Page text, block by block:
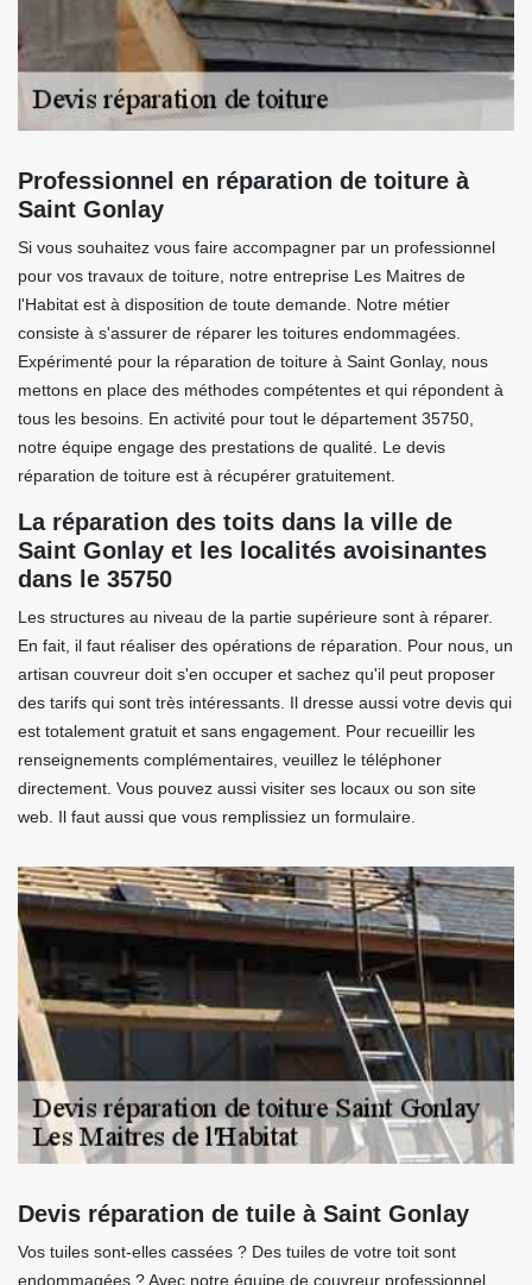
Professionnel en réparation de toiture à
Saint Gonlay
Si vous souhaitez vous faire accompagner par un professionnel
pour vos travaux de toiture, notre entreprise Les Maitres de
l'Habitat est à disposition de toute demande. Notre métier
consiste à s'assurer de réparer les toitures endommagées.
Expérimenté pour la réparation de toiture à Saint Gonlay, nous
mettons en place des méthodes compétentes et qui répondent à
tous les besoins. En activité pour tout le département 35750,
notre équipe engage des prestations de qualité. Le devis
réparation de toiture est à récupérer gratuitement.
La réparation des toits dans la ville de
Saint Gonlay et les localités avoisinantes
dans le 35750
Les structures au niveau de la partie supérieure sont à réparer.
En fait, il faut réaliser des opérations de réparation. Pour nous, un
artisan couvreur doit s'en occuper et sachez qu'il peut proposer
des tarifs qui sont très intéressants. Il dresse aussi votre devis qui
est totalement gratuit et sans engagement. Pour recueillir les
renseignements complémentaires, veuillez le téléphoner
directement. Vous pouvez aussi visiter ses locaux ou son site
web. Il faut aussi que vous remplissiez un formulaire.
Devis réparation de tuile à Saint Gonlay
Vos tuiles sont-elles cassées ? Des tuiles de votre toit sont
endommagées ? Avec notre équipe de couvreur professionnel,